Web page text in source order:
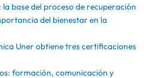
base del proceso de recuperación
del bienestar en la
Uner obtiene tres certificaciones
formación, comunicación y